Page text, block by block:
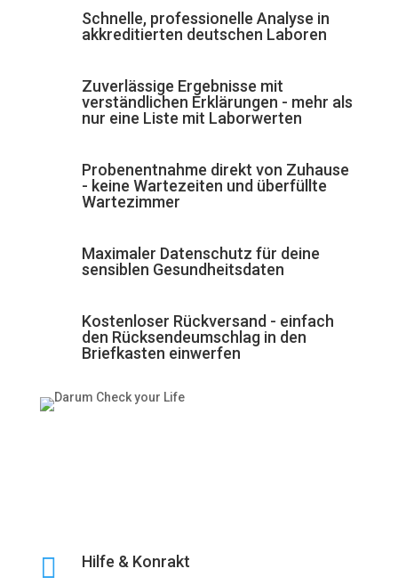
Schnelle, professionelle Analyse in
akkreditierten deutschen Laboren
Zuverlässige Ergebnisse mit
verständlichen Erklärungen - mehr als
nur eine Liste mit Laborwerten
Probenentnahme direkt von Zuhause
- keine Wartezeiten und überfüllte
Wartezimmer
Maximaler Datenschutz für deine
sensiblen Gesundheitsdaten
Kostenloser Rückversand - einfach
den Rücksendeumschlag in den
Briefkasten einwerfen
 Hilfe & Konrakt